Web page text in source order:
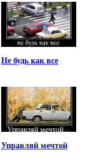
Не будь как все
Управляй мечтой